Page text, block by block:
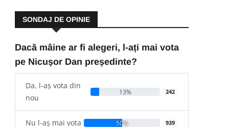
SONDAJ DE OPINIE
Dacă mâine ar fi alegeri, l-ați mai vota
pe Nicușor Dan președinte?
Da, l-aș vota din
nou
13% 242
Nu l-aș mai vota 50% 939